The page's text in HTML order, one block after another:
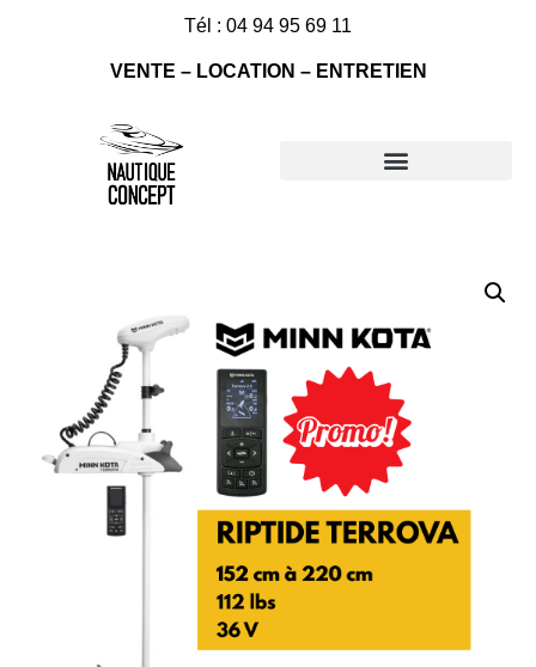
Tél : 04 94 95 69 11
VENTE – LOCATION – ENTRETIEN